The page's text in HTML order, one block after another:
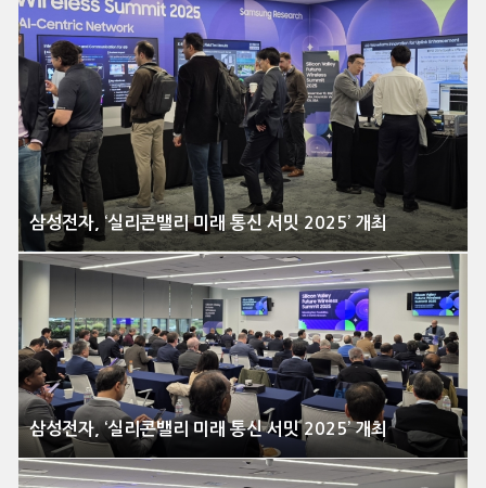
삼성전자, ‘실리콘밸리 미래 통신 서밋 2025’ 개최
삼성전자, ‘실리콘밸리 미래 통신 서밋 2025’ 개최